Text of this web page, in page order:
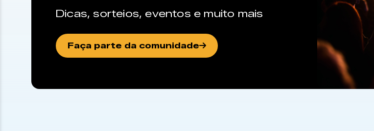
Dicas, sorteios, eventos e muito mais
Faça parte da comunidade